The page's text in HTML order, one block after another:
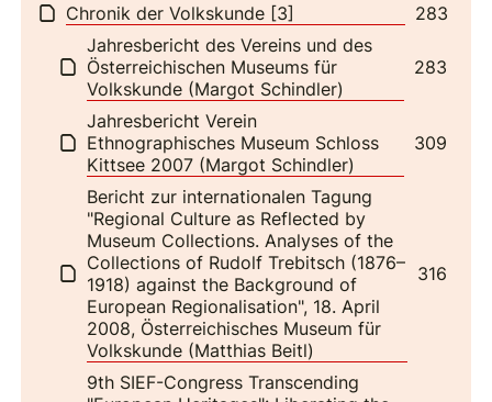
283
Chronik der Volkskunde [3]
283
Jahresbericht des Vereins und des
Österreichischen Museums für
Volkskunde (Margot Schindler)
309
Jahresbericht Verein
Ethnographisches Museum Schloss
Kittsee 2007 (Margot Schindler)
316
Bericht zur internationalen Tagung
"Regional Culture as Reflected by
Museum Collections. Analyses of the
Collections of Rudolf Trebitsch (1876–
1918) against the Background of
European Regionalisation", 18. April
2008, Österreichisches Museum für
Volkskunde (Matthias Beitl)
9th SIEF-Congress Transcending